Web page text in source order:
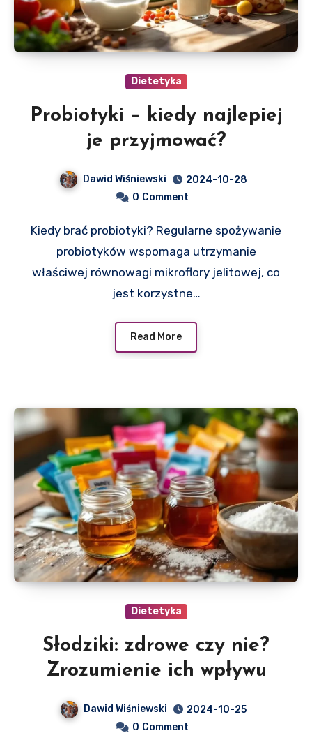
Dietetyka
Probiotyki – kiedy najlepiej
je przyjmować?
Dawid Wiśniewski
2024-10-28
0 Comment
Kiedy brać probiotyki? Regularne spożywanie
probiotyków wspomaga utrzymanie
właściwej równowagi mikroflory jelitowej, co
jest korzystne…
Read More
Dietetyka
Słodziki: zdrowe czy nie?
Zrozumienie ich wpływu
Dawid Wiśniewski
2024-10-25
0 Comment